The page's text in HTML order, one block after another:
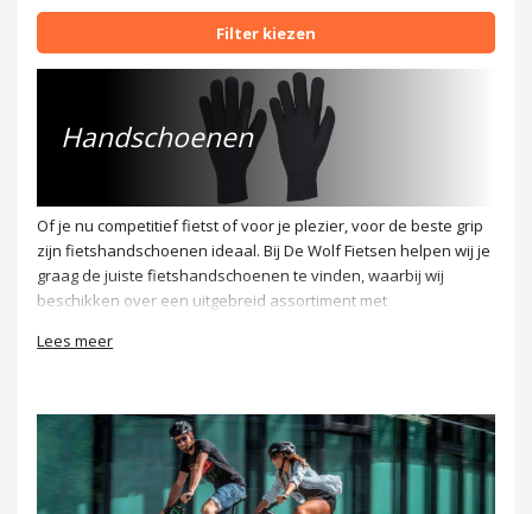
Filter kiezen
Handschoenen
Of je nu competitief fietst of voor je plezier, voor de beste grip
zijn fietshandschoenen ideaal. Bij De Wolf Fietsen helpen wij je
graag de juiste fietshandschoenen te vinden, waarbij wij
beschikken over een uitgebreid assortiment met
XXXL. Ook heb je altijd de garantie op kwalitatief goede
webshop.
Lees meer